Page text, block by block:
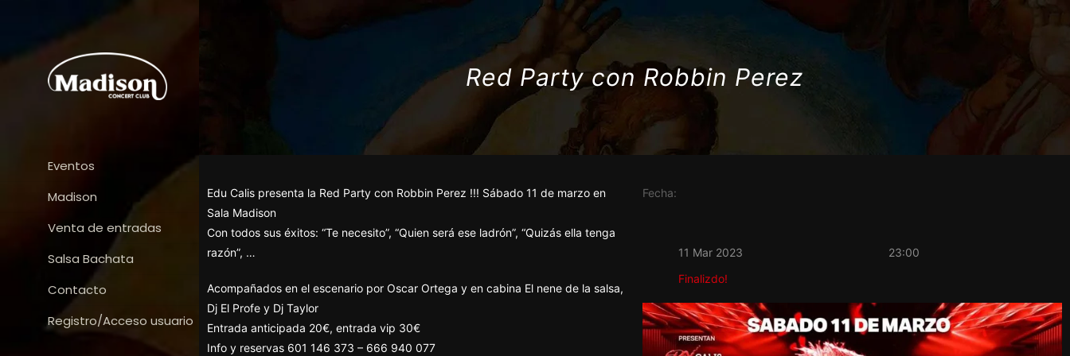
Eventos
Madison
Venta de entradas
Salsa Bachata
Contacto
Registro/Acceso usuario
Red Party con Robbin Perez
Edu Calis presenta la Red Party con Robbin Perez !!! Sábado 11 de marzo en
Sala Madison
Con todos sus éxitos: “Te necesito”, “Quien será ese ladrón”, “Quizás ella tenga
razón”, …
Acompañados en el escenario por Oscar Ortega y en cabina El nene de la salsa,
Dj El Profe y Dj Taylor
Entrada anticipada 20€, entrada vip 30€
Info y reservas 601 146 373 – 666 940 077
Fecha:
11 Mar 2023
Finalizdo!
23:00